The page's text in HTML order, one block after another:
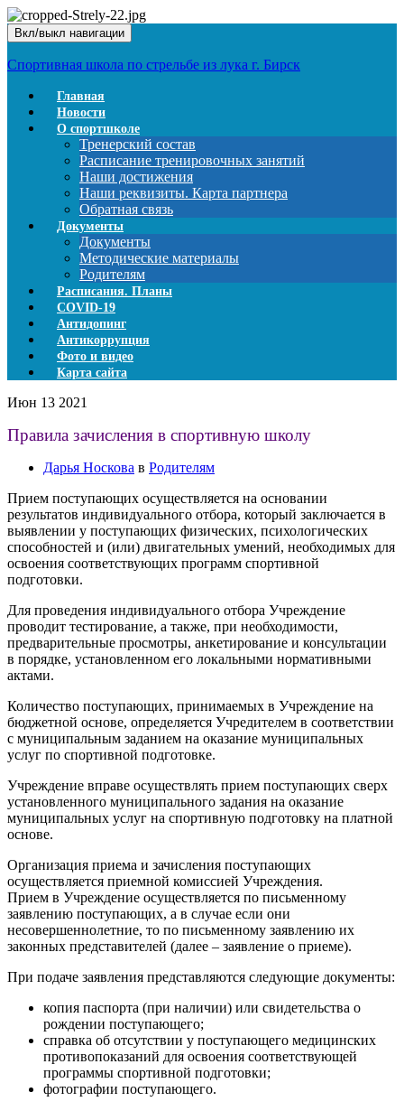
Вкл/выкл навигации
Спортивная школа по стрельбе из лука г. Бирск
Главная
Новости
О спортшколе
Тренерский состав
Расписание тренировочных занятий
Наши достижения
Наши реквизиты. Карта партнера
Обратная связь
Документы
Документы
Методические материалы
Родителям
Расписания. Планы
COVID-19
Антидопинг
Антикоррупция
Фото и видео
Карта сайта
Июн 13 2021
Правила зачисления в спортивную школу
Дарья Носкова в Родителям
Прием поступающих осуществляется на основании
результатов индивидуального отбора, который заключается в
выявлении у поступающих физических, психологических
способностей и (или) двигательных умений, необходимых для
освоения соответствующих программ спортивной
подготовки.
Для проведения индивидуального отбора Учреждение
проводит тестирование, а также, при необходимости,
предварительные просмотры, анкетирование и консультации
в порядке, установленном его локальными нормативными
актами.
Количество поступающих, принимаемых в Учреждение на
бюджетной основе, определяется Учредителем в соответствии
с муниципальным заданием на оказание муниципальных
услуг по спортивной подготовке.
Учреждение вправе осуществлять прием поступающих сверх
установленного муниципального задания на оказание
муниципальных услуг на спортивную подготовку на платной
основе.
Организация приема и зачисления поступающих
осуществляется приемной комиссией Учреждения.
Прием в Учреждение осуществляется по письменному
заявлению поступающих, а в случае если они
несовершеннолетние, то по письменному заявлению их
законных представителей (далее – заявление о приеме).
При подаче заявления представляются следующие документы:
копия паспорта (при наличии) или свидетельства о
рождении поступающего;
справка об отсутствии у поступающего медицинских
противопоказаний для освоения соответствующей
программы спортивной подготовки;
фотографии поступающего.